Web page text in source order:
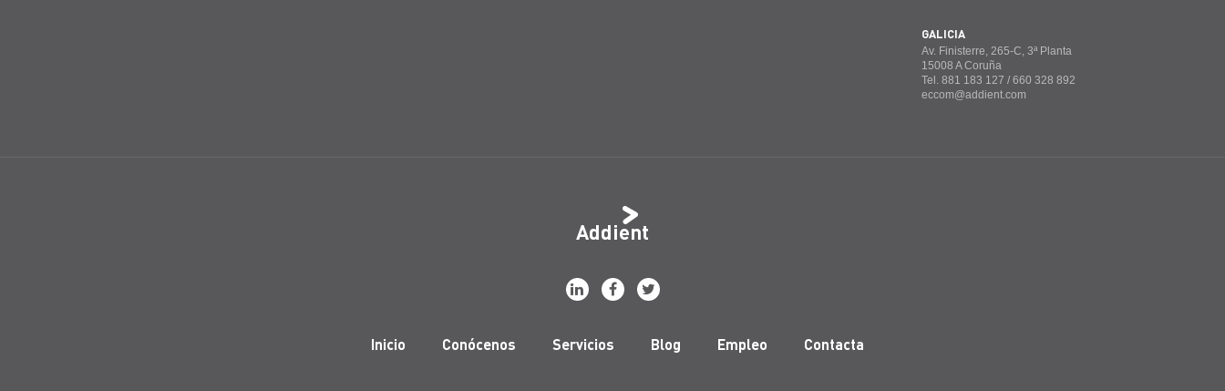
GALICIA
Av. Finisterre, 265-C, 3ª Planta
15008 A Coruña
Tel. 881 183 127 / 660 328 892
eccom@addient.com
Addient
Inicio Conócenos Servicios Blog Empleo Contacta